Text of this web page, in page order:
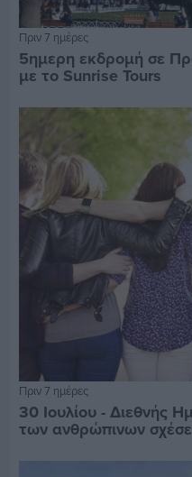
Πριν 7 ημέρες
5ημερη εκδρομή σε
με το Sunrise Tours
Πριν 7 ημέρες
30 Ιουλίου - Διεθνής
των ανθρώπινων